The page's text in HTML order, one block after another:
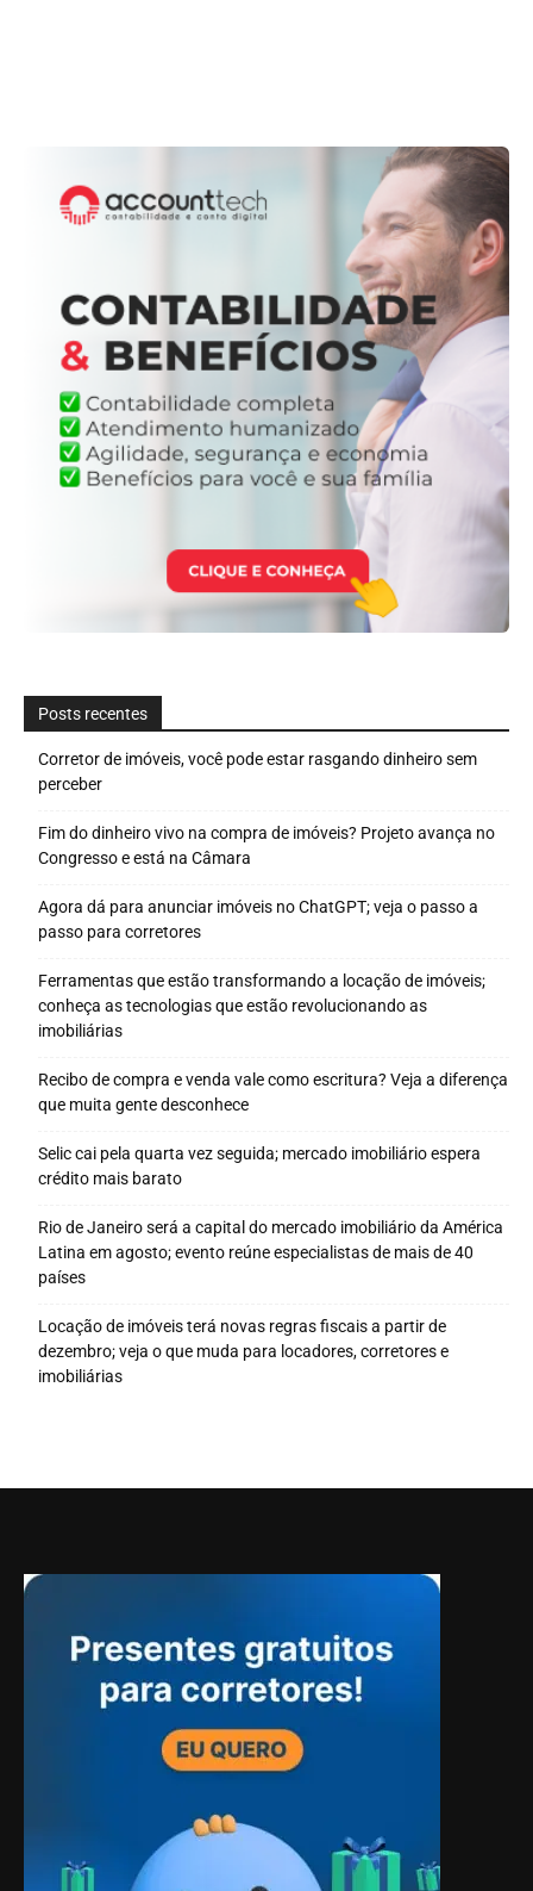
Posts recentes
Corretor de imóveis, você pode estar rasgando dinheiro sem
perceber
Fim do dinheiro vivo na compra de imóveis? Projeto avança no
Congresso e está na Câmara
Agora dá para anunciar imóveis no ChatGPT; veja o passo a
passo para corretores
Ferramentas que estão transformando a locação de imóveis;
conheça as tecnologias que estão revolucionando as
imobiliárias
Recibo de compra e venda vale como escritura? Veja a diferença
que muita gente desconhece
Selic cai pela quarta vez seguida; mercado imobiliário espera
crédito mais barato
Rio de Janeiro será a capital do mercado imobiliário da América
Latina em agosto; evento reúne especialistas de mais de 40
países
Locação de imóveis terá novas regras fiscais a partir de
dezembro; veja o que muda para locadores, corretores e
imobiliárias